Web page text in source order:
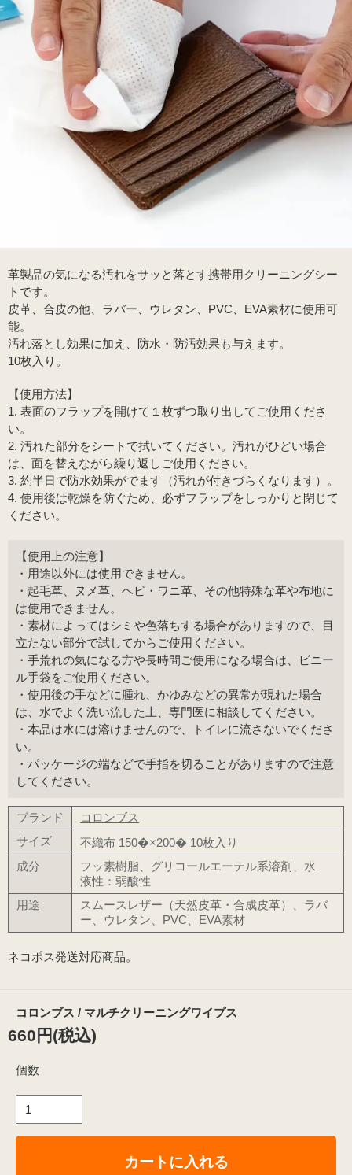
革製品の気になる汚れをサッと落とす携帯用クリーニングシー
トです。
皮革、合皮の他、ラバー、ウレタン、PVC、EVA素材に使用可
能。
汚れ落とし効果に加え、防水・防汚効果も与えます。
10枚入り。
【使用方法】
1. 表面のフラップを開けて１枚ずつ取り出してご使用くださ
い。
2. 汚れた部分をシートで拭いてください。汚れがひどい場合
は、面を替えながら繰り返しご使用ください。
3. 約半日で防水効果がでます（汚れが付きづらくなります）。
4. 使用後は乾燥を防ぐため、必ずフラップをしっかりと閉じて
ください。
【使用上の注意】
・用途以外には使用できません。
・起毛革、ヌメ革、ヘビ・ワニ革、その他特殊な革や布地に
は使用できません。
・素材によってはシミや色落ちする場合がありますので、目
立たない部分で試してからご使用ください。
・手荒れの気になる方や長時間ご使用になる場合は、ビニー
ル手袋をご使用ください。
・使用後の手などに腫れ、かゆみなどの異常が現れた場合
は、水でよく洗い流した上、専門医に相談してください。
・本品は水には溶けませんので、トイレに流さないでくださ
い。
・パッケージの端などで手指を切ることがありますので注意
してください。
ブランド
コロンブス
サイズ
不織布 150�×200� 10枚入り
成分
フッ素樹脂、グリコールエーテル系溶剤、水
液性：弱酸性
用途
スムースレザー（天然皮革・合成皮革）、ラバ
ー、ウレタン、PVC、EVA素材
ネコポス発送対応商品。
コロンブス / マルチクリーニングワイプス
660円(税込)
個数
カートに入れる